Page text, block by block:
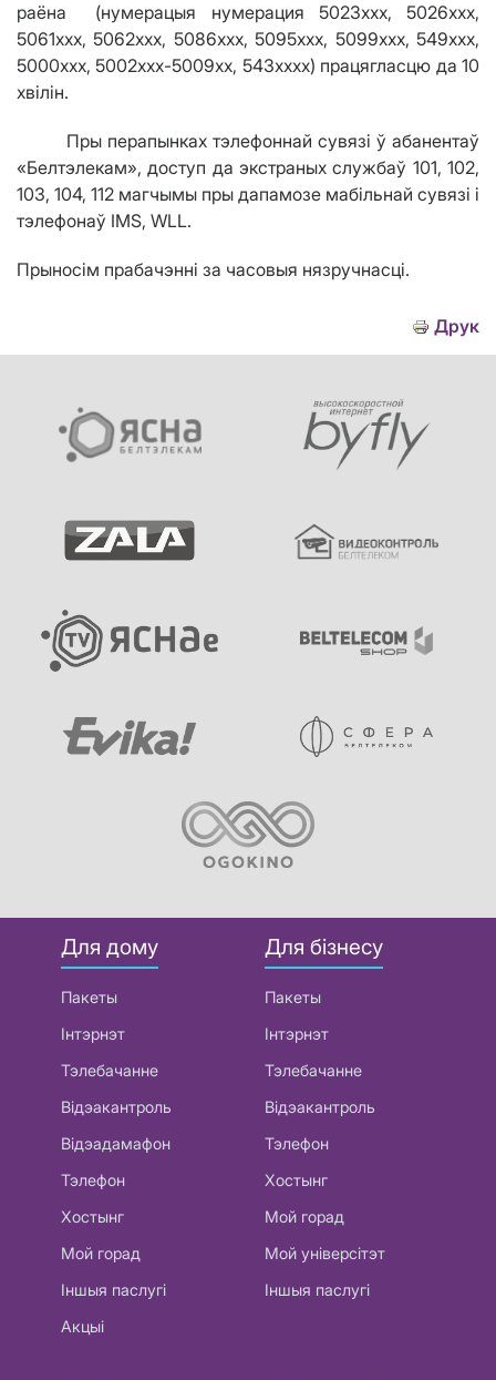
раёна (нумерацыя нумерация 5023ххх, 5026ххх,
5061ххх, 5062ххх, 5086ххх, 5095ххх, 5099ххх, 549ххх,
5000ххх, 5002ххх-5009хх, 543хххх) працягласцю да 10
хвiлiн.
Пры перапынках тэлефоннай сувязі ў абанентаў
«Белтэлекам», доступ да экстраных службаў 101, 102,
103, 104, 112 магчымы пры дапамозе мабільнай сувязі і
тэлефонаў IMS, WLL.
Прыносім прабачэнні за часовыя нязручнасці.
Друк
Для дому
Пакеты
Інтэрнэт
Тэлебачанне
Відэакантроль
Відэадамафон
Тэлефон
Хостынг
Мой горад
Іншыя паслугі
Акцыі
Для бізнесу
Пакеты
Інтэрнэт
Тэлебачанне
Відэакантроль
Тэлефон
Хостынг
Мой горад
Мой універсітэт
Іншыя паслугі